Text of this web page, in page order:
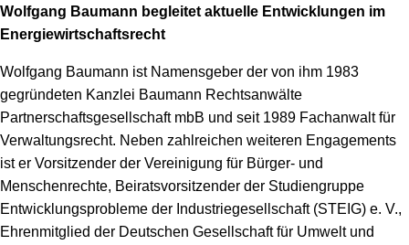
Wolfgang Baumann begleitet aktuelle Entwicklungen im
Energiewirtschaftsrecht
Wolfgang Baumann ist Namensgeber der von ihm 1983
gegründeten Kanzlei Baumann Rechtsanwälte
Partnerschaftsgesellschaft mbB und seit 1989 Fachanwalt für
Verwaltungsrecht. Neben zahlreichen weiteren Engagements
ist er Vorsitzender der Vereinigung für Bürger- und
Menschenrechte, Beiratsvorsitzender der Studiengruppe
Entwicklungsprobleme der Industriegesellschaft (STEIG) e. V.,
Ehrenmitglied der Deutschen Gesellschaft für Umwelt und